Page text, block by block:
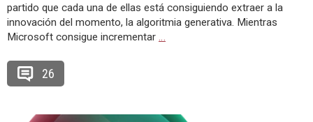
partido que cada una de ellas está consiguiendo extraer a la
innovación del momento, la algoritmia generativa. Mientras
Microsoft consigue incrementar …
26